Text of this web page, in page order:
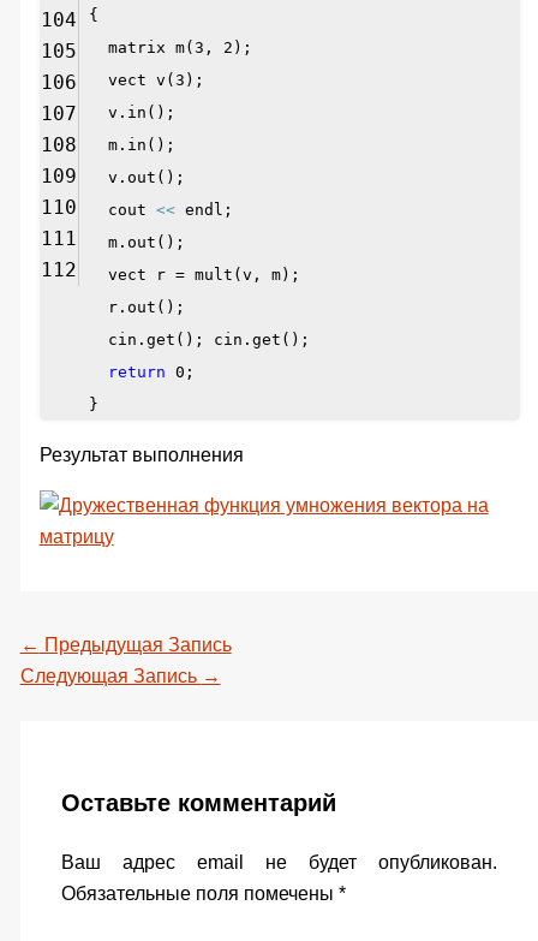
104
105
106
107
108
109
110
111
112
{
matrix m(3, 2);
vect v(3);
v.in();
m.in();
v.out();
cout <<endl;
m.out();
vect r = mult(v, m);
r.out();
cin.get(); cin.get();
return 0;
}
Результат выполнения
← Предыдущая Запись
Следующая Запись →
Оставьте комментарий
Ваш адрес email не будет опубликован.
Обязательные поля помечены *